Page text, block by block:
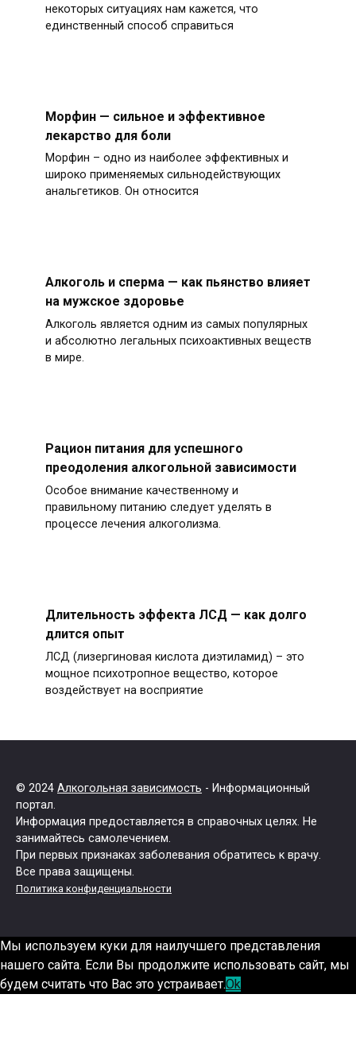
некоторых ситуациях нам кажется, что
единственный способ справиться
Морфин — сильное и эффективное
лекарство для боли
Морфин – одно из наиболее эффективных и
широко применяемых сильнодействующих
анальгетиков. Он относится
Алкоголь и сперма — как пьянство влияет
на мужское здоровье
Алкоголь является одним из самых популярных
и абсолютно легальных психоактивных веществ
в мире.
Рацион питания для успешного
преодоления алкогольной зависимости
Особое внимание качественному и
правильному питанию следует уделять в
процессе лечения алкоголизма.
Длительность эффекта ЛСД — как долго
длится опыт
ЛСД (лизергиновая кислота диэтиламид) – это
мощное психотропное вещество, которое
воздействует на восприятие
© 2024 Алкогольная зависимость - Информационный
портал.
Информация предоставляется в справочных целях. Не
занимайтесь самолечением.
При первых признаках заболевания обратитесь к врачу.
Все права защищены.
Политика конфиденциальности
Мы используем куки для наилучшего представления
нашего сайта. Если Вы продолжите использовать сайт, мы
будем считать что Вас это устраивает.Ok